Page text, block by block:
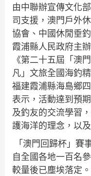
由中聯辦宣傳文化
司支援，澳門戶外
協會、中國休閒垂
霞浦縣人民政府主
《第二十五屆「澳
凡」文旅全國海釣
福建霞浦縣海島鄉
表示，活動達到預
及釣友的交流學習
護海洋的理念，以
「澳門回歸杯」賽
自全國各地一百名
較量後已塵埃落定